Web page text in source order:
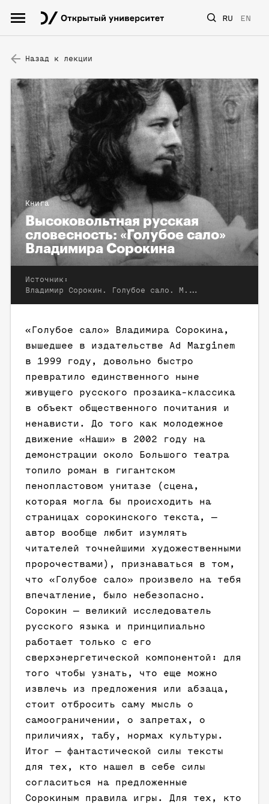
RU EN
Назад к лекции
Книга
Высоковольтная русская
словесность: «Голубое сало»
Владимира Сорокина
Источник:
Владимир Сорокин. Голубое сало. М.: Ad Marginem, 1999
«Голубое сало» Владимира Сорокина,
вышедшее в издательстве Ad Marginem
в 1999 году, довольно быстро
превратило единственного ныне
живущего русского прозаика-классика
в объект общественного почитания и
ненависти. До того как молодежное
движение «Наши» в 2002 году на
демонстрации около Большого театра
топило роман в гигантском
пенопластовом унитазе (сцена,
которая могла бы происходить на
страницах сорокинского текста, —
автор вообще любит изумлять
читателей точнейшими художественными
пророчествами), признаваться в том,
что «Голубое сало» произвело на тебя
впечатление, было небезопасно.
Сорокин — великий исследователь
русского языка и принципиально
работает только с его
сверхэнергетической компонентой: для
того чтобы узнать, что еще можно
извлечь из предложения или абзаца,
стоит отбросить саму мысль о
самоограничении, о запретах, о
приличиях, табу, нормах культуры.
Итог — фантастической силы тексты
для тех, кто нашел в себе силы
согласиться на предложенные
Сорокиным правила игры. Для тех, кто